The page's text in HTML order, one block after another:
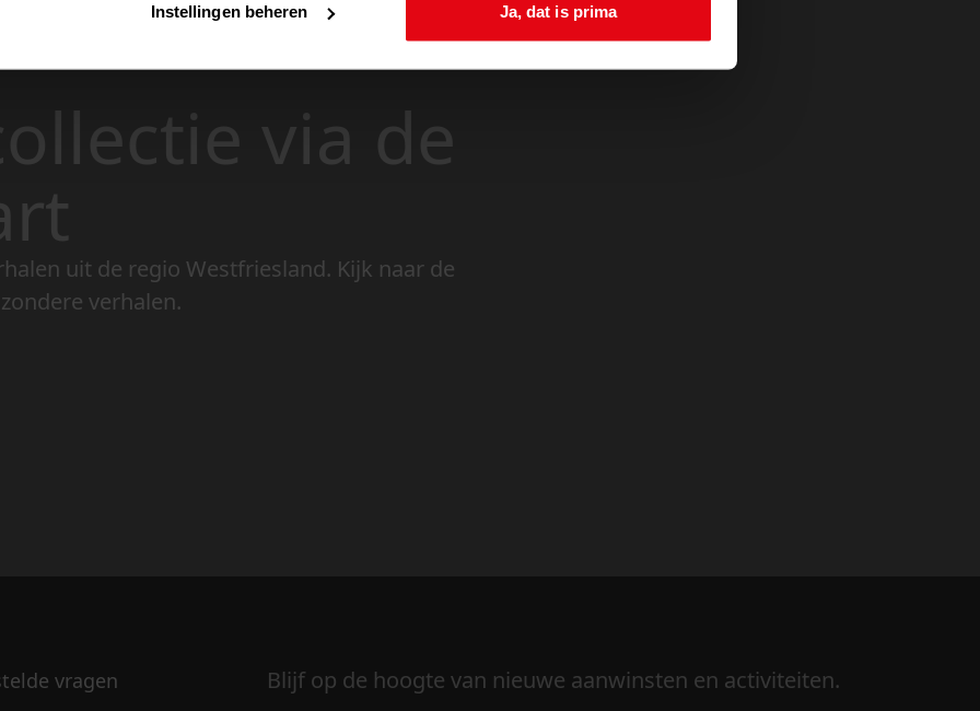
Instellingen beheren Ja, dat is prima
via de
uit de regio Westfriesland. Kijk naar de
verhalen.
vragen Blijf op de hoogte van nieuwe aanwinsten en activiteiten.